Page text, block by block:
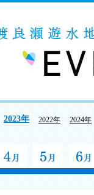
2023年 2022年 2024年